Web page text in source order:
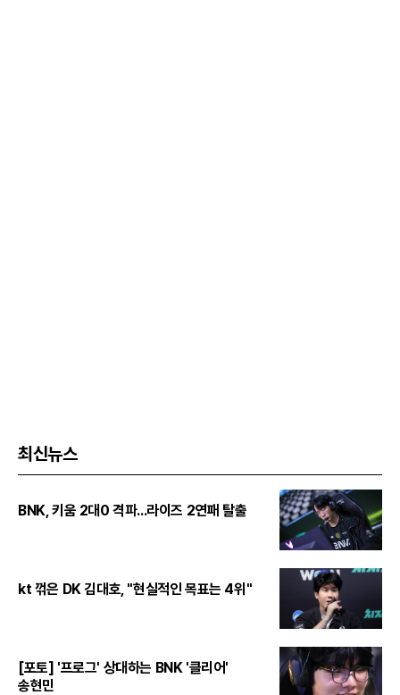
최신뉴스
BNK, 키움 2대0 격파...라이즈 2연패 탈출
kt 꺾은 DK 김대호, "현실적인 목표는 4위"
[포토] '프로그' 상대하는 BNK '클리어'
송현민